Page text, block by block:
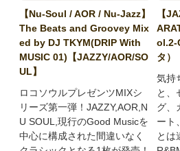
【Nu-Soul / AOR / Nu-Jazz】
The Beats and Groovey Mix
ed by DJ TKYM(DRIP With
MUSIC 01)【JAZZY/AOR/SO
UL】
ロコソウルプレゼンツMIXシ
リーズ第一弾！JAZZY,AOR,N
U SOUL,現行のGood Musicを
中心に構成された間違いなく
【
ol.2-
タ）
気持
と、
グ、
ート
とは